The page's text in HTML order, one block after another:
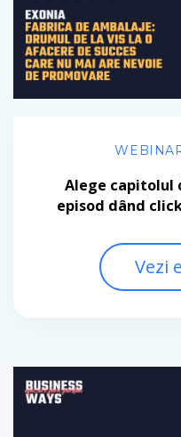
Alege capitolul
episod dând
Vezi